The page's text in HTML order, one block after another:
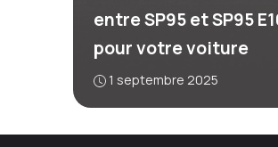
entre SP95 et SP95
pour votre voiture
1 septembre 2025